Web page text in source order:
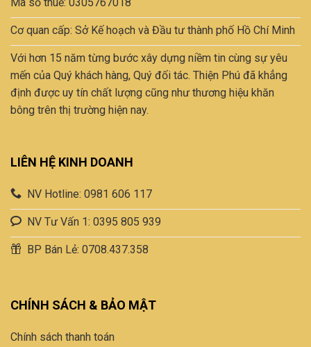
Cơ quan cấp: Sở Kế hoạch và Đầu tư thành phố Hồ Chí Minh
Với hơn 15 năm từng bước xây dựng niềm tin cùng sự yêu
mến của Quý khách hàng, Quý đối tác. Thiện Phú đã khẳng
định được uy tín chất lượng cũng như thương hiệu khăn
bông trên thị trường hiện nay.
LIÊN HỆ KINH DOANH
NV Hotline: 0981 606 117
NV Tư Vấn 1: 0395 805 939
BP Bán Lẻ: 0708.437.358
CHÍNH SÁCH & BẢO MẬT
Chính sách thanh toán